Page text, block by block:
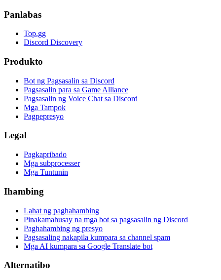
Panlabas
Top.gg
Discord Discovery
Produkto
Bot ng Pagsasalin sa Discord
Pagsasalin para sa Game Alliance
Pagsasalin ng Voice Chat sa Discord
Mga Tampok
Pagpepresyo
Legal
Pagkapribado
Mga subprocesser
Mga Tuntunin
Ihambing
Lahat ng paghahambing
Pinakamahusay na mga bot sa pagsasalin ng Discord
Paghahambing ng presyo
Pagsasaling nakapila kumpara sa channel spam
Mga AI kumpara sa Google Translate bot
Alternatibo